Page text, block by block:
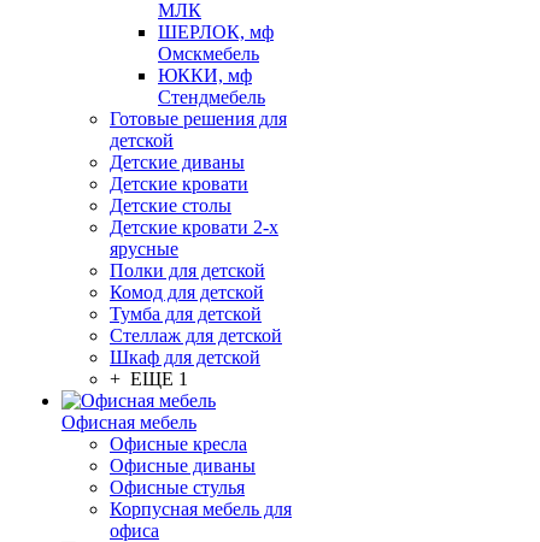
МЛК
ШЕРЛОК, мф
Омскмебель
ЮККИ, мф
Стендмебель
Готовые решения для
детской
Детские диваны
Детские кровати
Детские столы
Детские кровати 2-х
ярусные
Полки для детской
Комод для детской
Тумба для детской
Стеллаж для детской
Шкаф для детской
+ ЕЩЕ 1
Офисная мебель
Офисные кресла
Офисные диваны
Офисные стулья
Корпусная мебель для
офиса